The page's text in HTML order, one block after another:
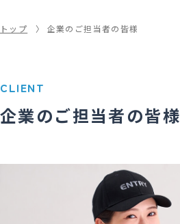
トップ 企業のご担当者の皆様
企業のご担当者の皆様
CLIENT